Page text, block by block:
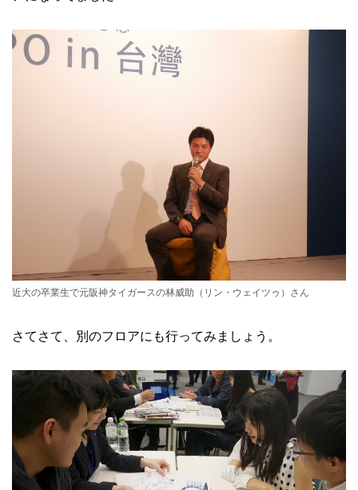
近大の卒業生で元阪神タイガースの林威助（リン・ウェイツゥ）さん
さてさて、別のフロアにも行ってみましょう。